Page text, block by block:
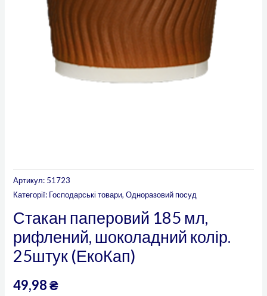
Артикул: 51723
Категорії: Господарські товари,Одноразовий посуд
Стакан паперовий 185 мл,
рифлений, шоколадний колір.
25штук (ЕкоКап)
49,98₴